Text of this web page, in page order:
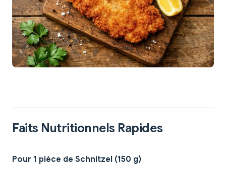
Faits Nutritionnels Rapides
Pour 1 pièce de Schnitzel (150 g)